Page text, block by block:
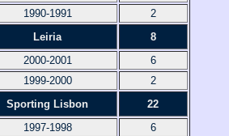
1990-1991
2
Leiria
8
2000-2001
6
1999-2000
2
Sporting Lisbon
22
1997-1998
6